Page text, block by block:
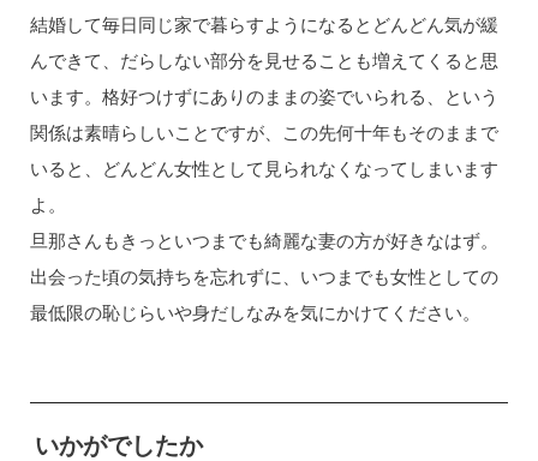
結婚して毎日同じ家で暮らすようになるとどんどん気が緩
んできて、だらしない部分を見せることも増えてくると思
います。格好つけずにありのままの姿でいられる、という
関係は素晴らしいことですが、この先何十年もそのままで
いると、どんどん女性として見られなくなってしまいます
よ。
旦那さんもきっといつまでも綺麗な妻の方が好きなはず。
出会った頃の気持ちを忘れずに、いつまでも女性としての
最低限の恥じらいや身だしなみを気にかけてください。
いかがでしたか